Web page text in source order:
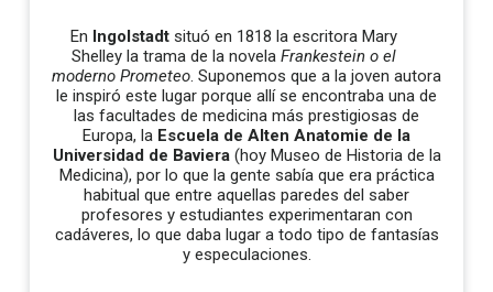
En Ingolstadt situó en 1818 la escritora Mary
Shelley la trama de la novelaFrankestein o el
moderno Prometeo. Suponemos que a la joven autora
le inspiró este lugar porque allí se encontraba una de
las facultades de medicina más prestigiosas de
Europa, la Escuela de Alten Anatomie de la
Universidad de Baviera(hoy Museo de Historia de la
Medicina), por lo que la gente sabía que era práctica
habitual que entre aquellas paredes del saber
profesores y estudiantes experimentaran con
cadáveres, lo que daba lugar a todo tipo de fantasías
y especulaciones.